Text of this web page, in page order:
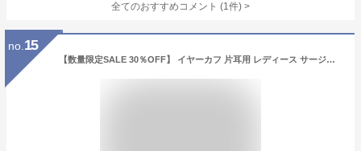
全てのおすすめコメント (1件) >
no. 15
【数量限定SALE 30％OFF】 イヤーカフ 片耳用 レディース サージカルステンレス 316L アレルギー対応 【 BLOOM ブルーム 】 プレゼント 贈り物 ギフト 20代 30代 40代 50代 60代 ジュエリー